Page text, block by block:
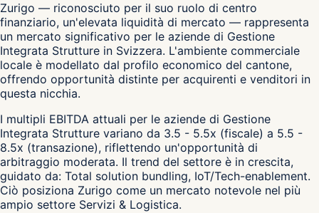
Zurigo — riconosciuto per il suo ruolo di centro
finanziario, un'elevata liquidità di mercato — rappresenta
un mercato significativo per le aziende di Gestione
Integrata Strutture in Svizzera. L'ambiente commerciale
locale è modellato dal profilo economico del cantone,
offrendo opportunità distinte per acquirenti e venditori in
questa nicchia.
I multipli EBITDA attuali per le aziende di Gestione
Integrata Strutture variano da 3.5 - 5.5x (fiscale) a 5.5 -
8.5x (transazione), riflettendo un'opportunità di
arbitraggio moderata. Il trend del settore è in crescita,
guidato da: Total solution bundling, IoT/Tech-enablement.
Ciò posiziona Zurigo come un mercato notevole nel più
ampio settore Servizi & Logistica.